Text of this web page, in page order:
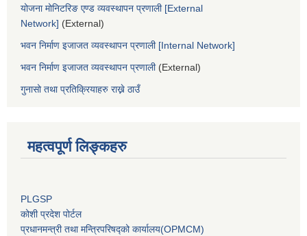
योजना मोनिटरिङ एण्ड व्यवस्थापन प्रणाली [External
Network] (External)
भवन निर्माण इजाजत व्यवस्थापन प्रणाली [Internal Network]
भवन निर्माण इजाजत व्यवस्थापन प्रणाली(External)
गुनासो तथा प्रतिक्रियाहरु राख्ने ठाउँ
महत्वपूर्ण लिङ्कहरु
PLGSP
कोशी प्रदेश पोर्टल
प्रधानमन्‍त्री तथा मन्‍त्रिपरिषद्को कार्यालय(OPMCM)